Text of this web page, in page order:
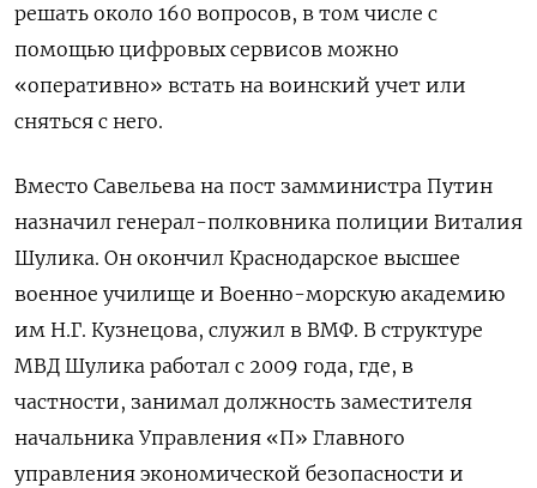
решать около 160 вопросов, в том числе с
помощью цифровых сервисов можно
«оперативно» встать на воинский учет или
сняться с него.
Вместо Савельева на пост замминистра Путин
назначил генерал-полковника полиции Виталия
Шулика. Он окончил Краснодарское высшее
военное училище и Военно-морскую академию
им Н.Г. Кузнецова, служил в ВМФ. В структуре
МВД Шулика работал с 2009 года, где, в
частности, занимал должность заместителя
начальника Управления «П» Главного
управления экономической безопасности и